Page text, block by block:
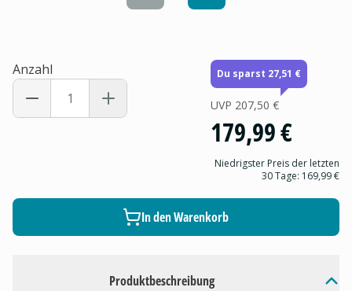
Produktbeschreibung
Anzahl Du sparst 27,51 €
UVP 207,50 €
179,99 €
Niedrigster Preis der letzten
30 Tage: 169,99 €
In den Warenkorb